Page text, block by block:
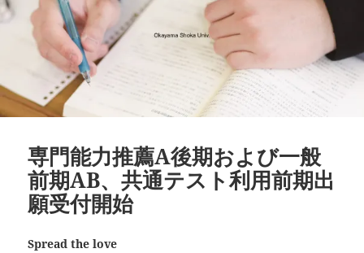
専門能力推薦A後期および一般
前期AB、共通テスト利用前期出
願受付開始
Spread the love